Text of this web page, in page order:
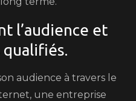
l’audience et
qualifiés.
audience à travers le
une entreprise